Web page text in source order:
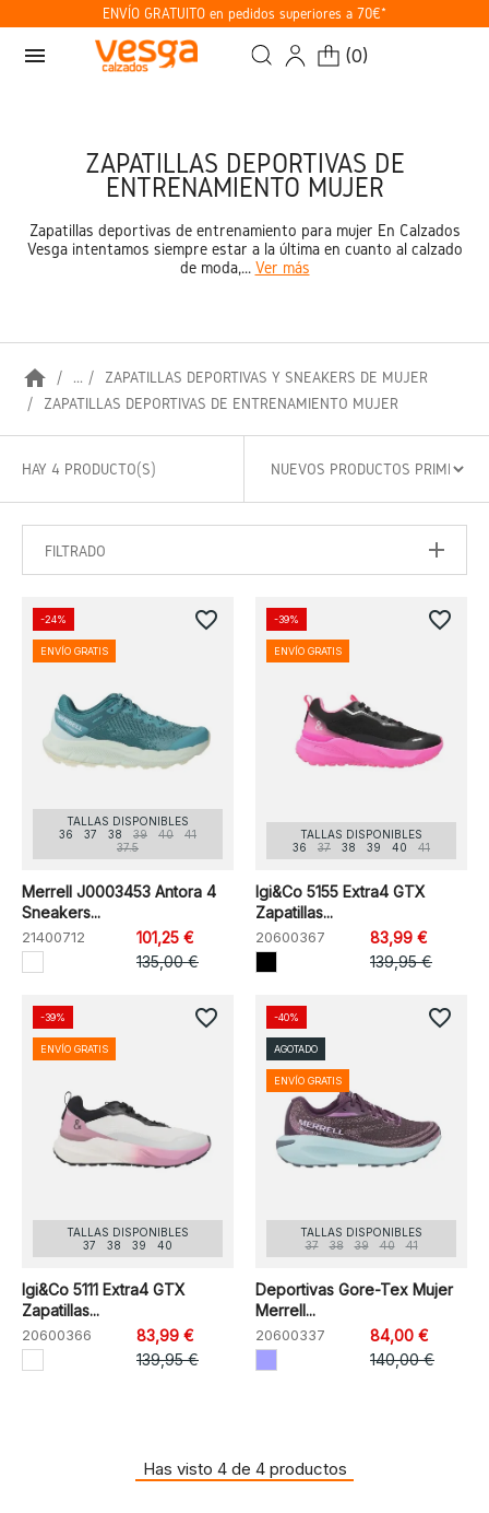
ENVÍO GRATUITO en pedidos superiores a 70€*
menu (0)
ZAPATILLAS DEPORTIVAS DE
ENTRENAMIENTO MUJER
Zapatillas deportivas de entrenamiento para mujer En Calzados
Vesga intentamos siempre estar a la última en cuanto al calzado
de moda,... Ver más
home ...
ZAPATILLAS DEPORTIVAS Y SNEAKERS DE MUJER
ZAPATILLAS DEPORTIVAS DE ENTRENAMIENTO MUJER
HAY 4 PRODUCTO(S)
FILTRADO
TALLAS DISPONIBLES
36
37 38 39 40
41
37.5
Merrell J0003453 Antora 4
Sneakers...
21400712
101,25 €
135,00 €
-24%
ENVÍO GRATIS
favorite_border
TALLAS DISPONIBLES
36
37 38 39 40 41
Igi&Co 5155 Extra4 GTX
Zapatillas...
20600367
83,99 €
139,95 €
-39%
ENVÍO GRATIS
favorite_border
TALLAS DISPONIBLES
37
38 39 40
Igi&Co 5111 Extra4 GTX
Zapatillas...
20600366
83,99 €
139,95 €
-39%
ENVÍO GRATIS
favorite_border
TALLAS DISPONIBLES
37
38 39 40 41
Deportivas Gore-Tex Mujer
Merrell...
20600337
84,00 €
140,00 €
-40%
AGOTADO
ENVÍO GRATIS
favorite_border
Has visto 4 de 4 productos